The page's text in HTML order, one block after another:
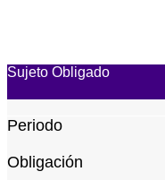
Sujeto Obligado
Periodo
Obligación